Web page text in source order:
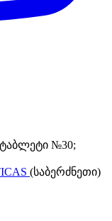
ტაბლეტი №30;
(საბერძნეთი)